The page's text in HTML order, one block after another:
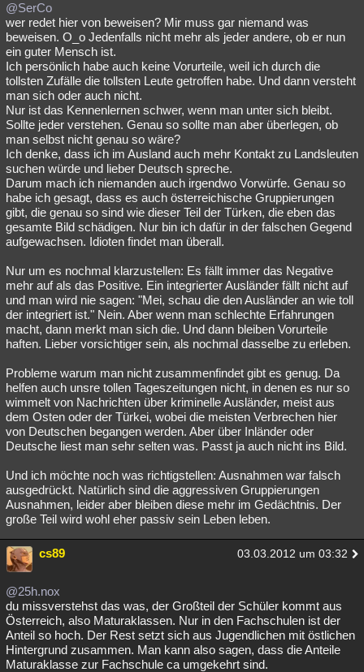
@SerCo
wer redet hier von beweisen? Mir muss gar niemand was
beweisen. O_o Jedenfalls nicht mehr als jeder andere, ob er nun
ein guter Mensch ist.
Ich persönlich habe auch keine Vorurteile, weil ich durch die
tollsten Zufälle die tollsten Leute getroffen habe. Und dann versteht
man sich oder auch nicht.
Nur ist das Kennenlernen schwer, wenn man unter sich bleibt.
Sollte jeder verstehen. Genau so sollte man aber überlegen, ob
man selbst nicht genau so wäre?
Ich denke, dass ich im Ausland auch mehr Kontakt zu Landsleuten
suchen würde und lieber Deutsch spreche.
Darum mach ich niemanden auch irgendwo Vorwürfe. Genau so
habe ich gesagt, dass es auch österreichische Gruppierungen
gibt, die genau so sind wie dieser Teil der Türken, die eben das
gesamte Bild schädigen. Nur bin ich dafür in der falschen Gegend
aufgewachsen. Idioten findet man überall.
Nur um es nochmal klarzustellen: Es fällt immer das Negative
mehr auf als das Positive. Ein integrierter Ausländer fällt nicht auf
und man wird nie sagen: "Mei, schau die den Ausländer an wie toll
der integriert ist." Nein. Aber wenn man schlechte Erfahrungen
macht, dann merkt man sich die. Und dann bleiben Vorurteile
haften. Lieber vorsichtiger sein, als nochmal dasselbe zu erleben.
Probleme warum man nicht zusammenfindet gibt es genug. Da
helfen auch unsre tollen Tageszeitungen nicht, in denen es nur so
wimmelt von Nachrichten über kriminelle Ausländer, meist aus
dem Osten oder der Türkei, wobei die meisten Verbrechen hier
von Deutschen begangen werden. Aber über Inländer oder
Deutsche liest man sehr selten was. Passt ja auch nicht ins Bild.
Und ich möchte noch was richtigstellen: Ausnahmen war falsch
ausgedrückt. Natürlich sind die aggressiven Gruppierungen
Ausnahmen, leider aber bleiben diese mehr im Gedächtnis. Der
große Teil wird wohl eher passiv sein Leben leben.
cs89 03.03.2012 um 03:32
@25h.nox
du missverstehst das was, der Großteil der Schüler kommt aus
Österreich, also Maturaklassen. Nur in den Fachschulen ist der
Anteil so hoch. Der Rest setzt sich aus Jugendlichen mit östlichen
Hintergrund zusammen. Man kann also sagen, dass die Anteile
Maturaklasse zur Fachschule ca umgekehrt sind.